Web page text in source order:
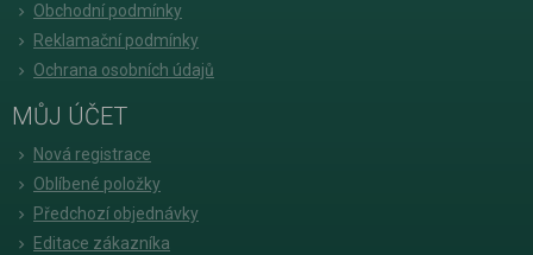
Obchodní podmínky
Reklamační podmínky
Ochrana osobních údajů
MŮJ ÚČET
Nová registrace
Oblíbené položky
Předchozí objednávky
Editace zákazníka